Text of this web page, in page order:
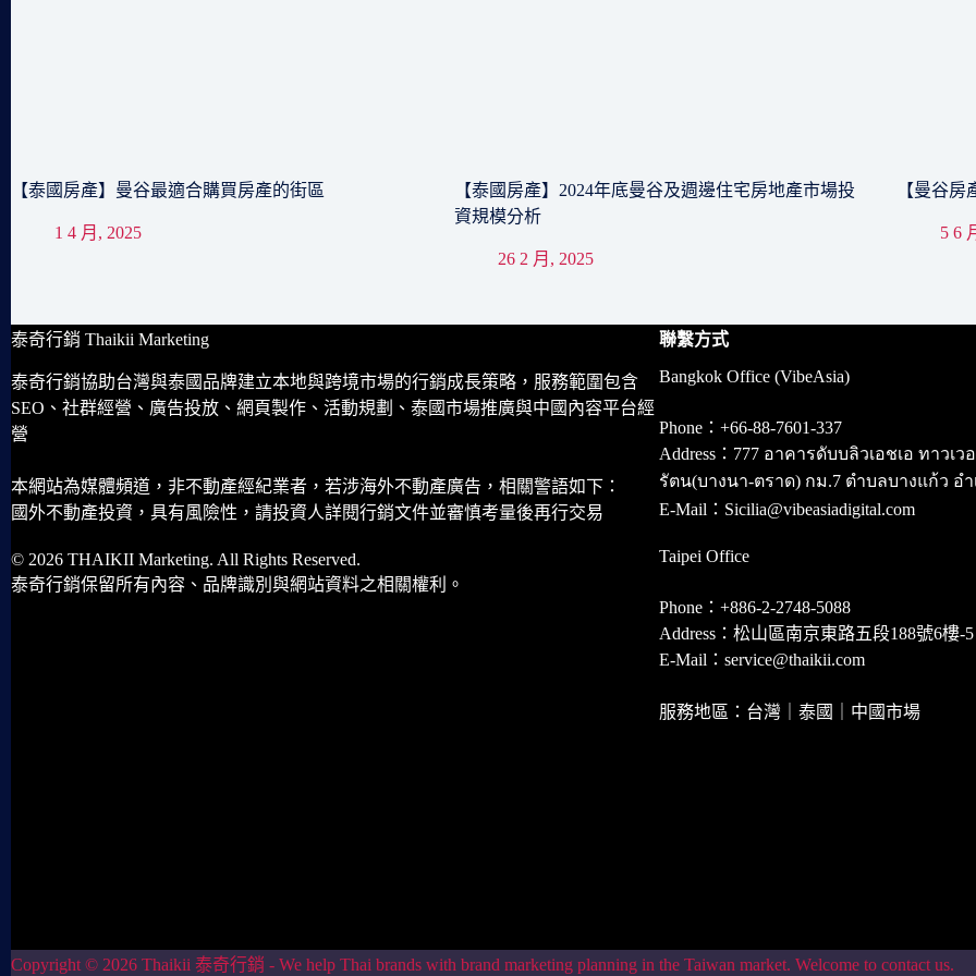
【泰國房產】曼谷最適合購買房產的街區
1 4 月, 2025
【泰國房產】2024年底曼谷及週邊住宅房地產市場投
資規模分析
26 2 月, 2025
【曼谷房
5 6
泰奇行銷 Thaikii Marketing
泰奇行銷協助台灣與泰國品牌建立本地與跨境市場的行銷成長策略，服務範圍包含
SEO、社群經營、廣告投放、網頁製作、活動規劃、泰國市場推廣與中國內容平台經
營
本網站為媒體頻道，非不動產經紀業者，若涉海外不動產廣告，相關警語如下：
國外不動產投資，具有風險性，請投資人詳閱行銷文件並審慎考量後再行交易
© 2026 THAIKII Marketing. All Rights Reserved.
泰奇行銷保留所有內容、品牌識別與網站資料之相關權利。
聯繫方式
Bangkok Office (VibeAsia)
Phone：+66-88-7601-337
Address：777 อาคารดับบลิวเอชเอ ทาว
รัตน(บางนา-ตราด) กม.7 ตำบลบางแก้ว อ
E-Mail：Sicilia@vibeasiadigital.com
Taipei Office
Phone：+886-2-2748-5088
Address：松山區南京東路五段188號6樓-5
E-Mail：service@thaikii.com
服務地區：台灣｜泰國｜中國市場
Copyright © 2026 Thaikii 泰奇行銷 - We help Thai brands with brand marketing planning in the Taiwan market. Welcome to contact us.